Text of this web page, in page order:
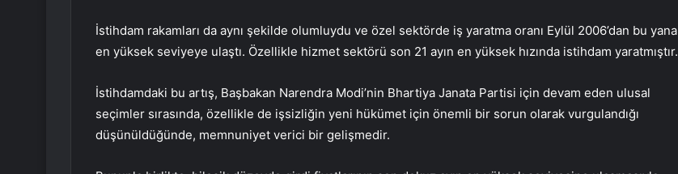
İstihdam rakamları da aynı şekilde olumluydu ve özel sektörde iş yaratma oranı Eylül 2006’dan bu yana
en yüksek seviyeye ulaştı. Özellikle hizmet sektörü son 21 ayın en yüksek hızında istihdam yaratmıştır.
İstihdamdaki bu artış, Başbakan Narendra Modi’nin Bhartiya Janata Partisi için devam eden ulusal
seçimler sırasında, özellikle de işsizliğin yeni hükümet için önemli bir sorun olarak vurgulandığı
düşünüldüğünde, memnuniyet verici bir gelişmedir.